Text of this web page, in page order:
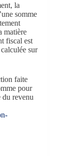
la
somme
matière
fiscal est
sur
faite
pour
du revenu